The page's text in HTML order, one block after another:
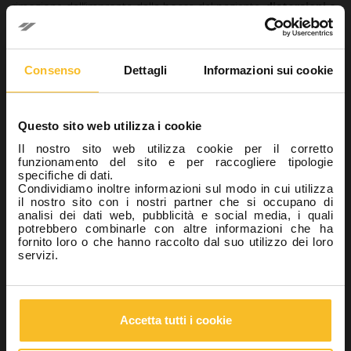
Consenso Dettagli Informazioni sui cookie
Questo sito web utilizza i cookie
Il nostro sito web utilizza cookie per il corretto
funzionamento del sito e per raccogliere tipologie
specifiche di dati.
Condividiamo inoltre informazioni sul modo in cui utilizza
il nostro sito con i nostri partner che si occupano di
analisi dei dati web, pubblicità e social media, i quali
potrebbero combinarle con altre informazioni che ha
fornito loro o che hanno raccolto dal suo utilizzo dei loro
servizi.
Accetta tutti i cookie
rimozione dell’impronta dalla bocca del paziente,distorsioni o
strappi del materiale proprio a livello del
finish line
(margine della preparazione) in seguito ad uno sviluppo
incompleto delle caratteristiche meccaniche del materiale che
risulterebbe scarsamente polimerizzato.
Tuttavia, risultafondamentale la scelta
non solo al caso clinico, ma anche in relazione al materiale da
impronta utilizzato. Una scelta impropria, infatti, potrebbe
condizionare il risultato finale con possibili conseguenze anche
sul piano clinico.
È bene quindi sapere che il solfato ferrico e il cloruro di
alluminio interferiscono con la polimerizzazione dei polieteri,
mentreil solfato di alluminio potrebbe interferire con la
polimerizzazione dei siliconiper addizione [5]. L’epinefrina
invece non presenta interazioni negative né coi polieteri né coi
una procedura certamente consigliata è
sicuramente quella di abbondare con il risciacquodel